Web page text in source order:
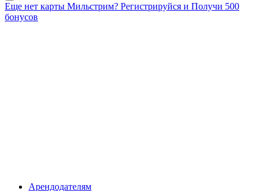
Еще нет карты Мильстрим? Регистрируйся и Получи 500
бонусов
Арендодателям